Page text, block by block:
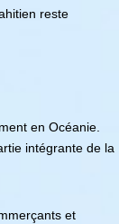
reste
en Océanie.
intégrante de la
et